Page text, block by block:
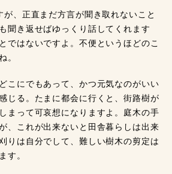
、正直まだ方言が聞き取れないこと
聞き返せばゆっくり話してくれます
ではないですよ。不便というほどのこ
。
こにでもあって、かつ元気なのがいい
じる。たまに都会に行くと、街路樹が
まって可哀想になりますよ。庭木の手
、これが出来ないと田舎暮らしは出来
りは自分でして、難しい樹木の剪定は
す。